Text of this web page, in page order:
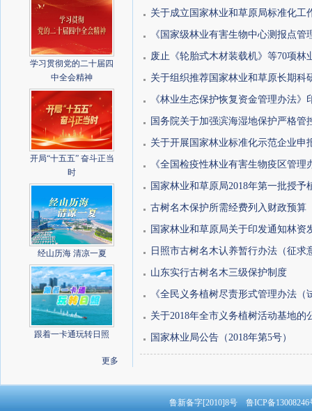
学习贯彻党的二十届四
中全会精神
开局“十五五” 奋斗正当
时
经山历海 清凉一夏
跟着一卡通玩转日照
更多
关于成立国家林业和草原局标准化工
《国家级林业有害生物中心测报点管
废止《轮胎式木材装载机》等70项林
关于组织推荐国家林业和草原长期科
《林业生态保护恢复资金管理办法》
国务院关于加强滨海湿地保护严格管
关于开展国家林业标准化示范企业申
《全国检疫性林业有害生物疫区管理
国家林业和草原局2018年第一批授予
古树名木保护所需经费列入财政预算
国家林业和草原局关于印发通知林资
日照市古树名木认养暂行办法（征求
山东实行古树名木三级保护制度
《全民义务植树尽责形式管理办法（
关于2018年全市义务植树活动基地的
国家林业局公告（2018年第5号）
鲁新备字[2010]8号 鲁ICP备